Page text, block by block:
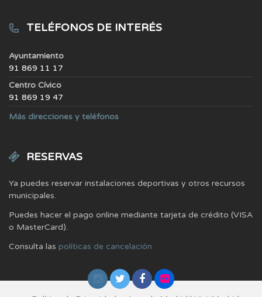
TELÉFONOS DE INTERÉS
Ayuntamiento
91 869 11 17
Centro Cívico
91 869 19 47
Más direcciones y teléfonos
RESERVAS
Ya puedes reservar instalaciones deportivas y otros recursos
municipales.
Puedes hacer el pago online mediante tarjeta de crédito (VISA
o MasterCard).
Consulta las políticas de cancelación